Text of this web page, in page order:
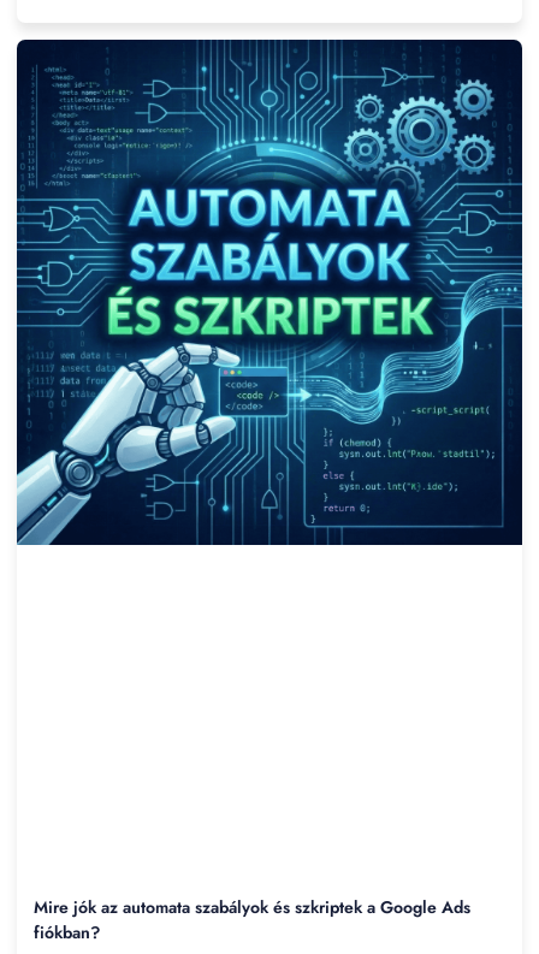
Mire jók az automata szabályok és szkriptek a Google Ads
fiókban?